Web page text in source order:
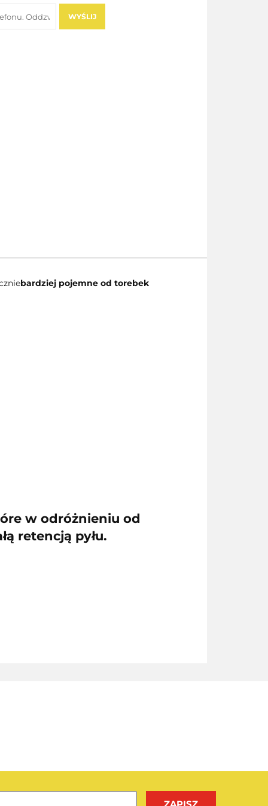
WYŚLIJ
bardziej pojemne od torebek
w odróżnieniu od
retencją pyłu.